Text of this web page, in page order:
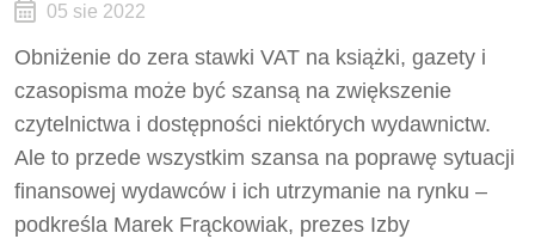
05 sie 2022
Obniżenie do zera stawki VAT na książki, gazety i
czasopisma może być szansą na zwiększenie
czytelnictwa i dostępności niektórych wydawnictw.
Ale to przede wszystkim szansa na poprawę sytuacji
finansowej wydawców i ich utrzymanie na rynku –
podkreśla Marek Frąckowiak, prezes Izby